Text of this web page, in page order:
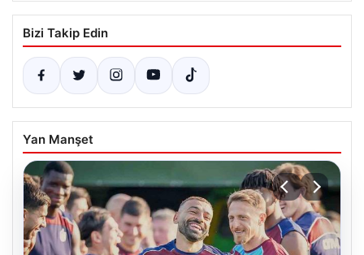
Bizi Takip Edin
Yan Manşet